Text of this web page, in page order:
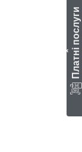
‹ Платні послуги